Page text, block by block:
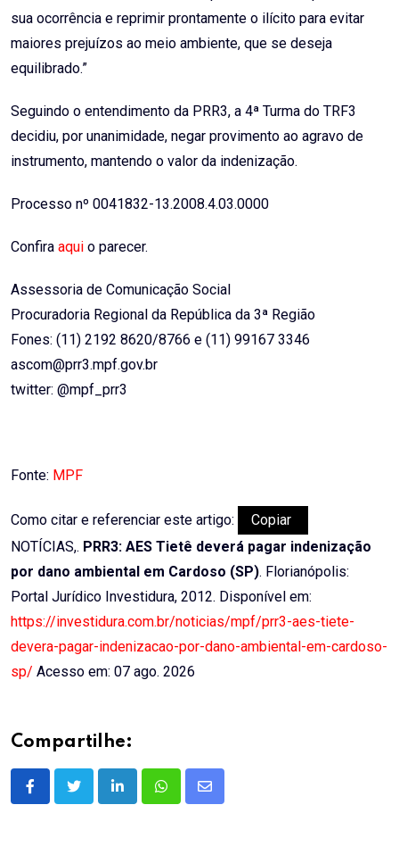
sua ocorrência e reprimir prontamente o ilícito para evitar
maiores prejuízos ao meio ambiente, que se deseja
equilibrado.”
Seguindo o entendimento da PRR3, a 4ª Turma do TRF3
decidiu, por unanimidade, negar provimento ao agravo de
instrumento, mantendo o valor da indenização.
Processo nº 0041832-13.2008.4.03.0000
Confira aqui o parecer.
Assessoria de Comunicação Social
Procuradoria Regional da República da 3ª Região
Fones: (11) 2192 8620/8766 e (11) 99167 3346
ascom@prr3.mpf.gov.br
twitter: @mpf_prr3
Fonte: MPF
Como citar e referenciar este artigo:
Copiar
NOTÍCIAS,. PRR3: AES Tietê deverá pagar indenização
por dano ambiental em Cardoso (SP). Florianópolis:
Portal Jurídico Investidura, 2012. Disponível em:
https://investidura.com.br/noticias/mpf/prr3-aes-tiete-
devera-pagar-indenizacao-por-dano-ambiental-em-cardoso-
sp/ Acesso em: 07 ago. 2026
Compartilhe:
LinkedInWhatsappShare